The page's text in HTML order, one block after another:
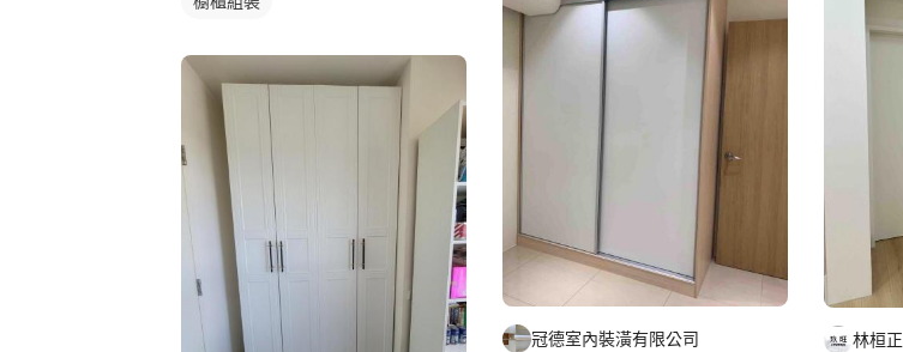
冠德室內裝潢有限公司 林桓正